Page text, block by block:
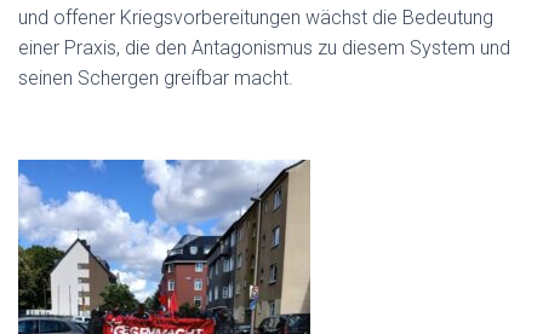
und offener Kriegsvorbereitungen wächst die Bedeutung
einer Praxis, die den Antagonismus zu diesem System und
seinen Schergen greifbar macht.